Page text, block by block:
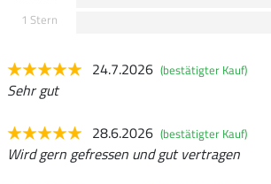
1 Stern
24.7.2026 (bestätigter Kauf)
Sehr gut
28.6.2026 (bestätigter Kauf)
Wird gern gefressen und gut vertragen